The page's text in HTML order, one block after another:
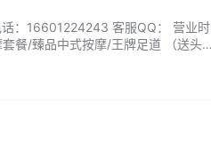
：16601224243 客服QQ： 营业时
餐/臻品中式按摩/王牌足道 （送头